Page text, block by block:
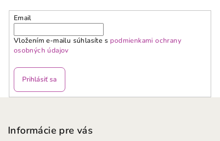
Email
Vložením e-mailu súhlasíte s podmienkami ochrany
osobných údajov
Prihlásiť sa
Informácie pre vás